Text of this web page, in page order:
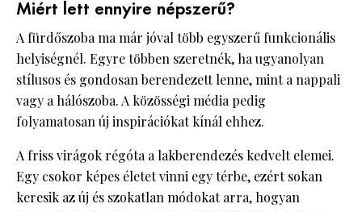
Miért lett ennyire népszerű?
A fürdőszoba ma már jóval több egyszerű funkcionális
helyiségnél. Egyre többen szeretnék, ha ugyanolyan
stílusos és gondosan berendezett lenne, mint a nappali
vagy a hálószoba. A közösségi média pedig
folyamatosan új inspirációkat kínál ehhez.
A friss virágok régóta a lakberendezés kedvelt elemei.
Egy csokor képes életet vinni egy térbe, ezért sokan
keresik az új és szokatlan módokat arra, hogyan